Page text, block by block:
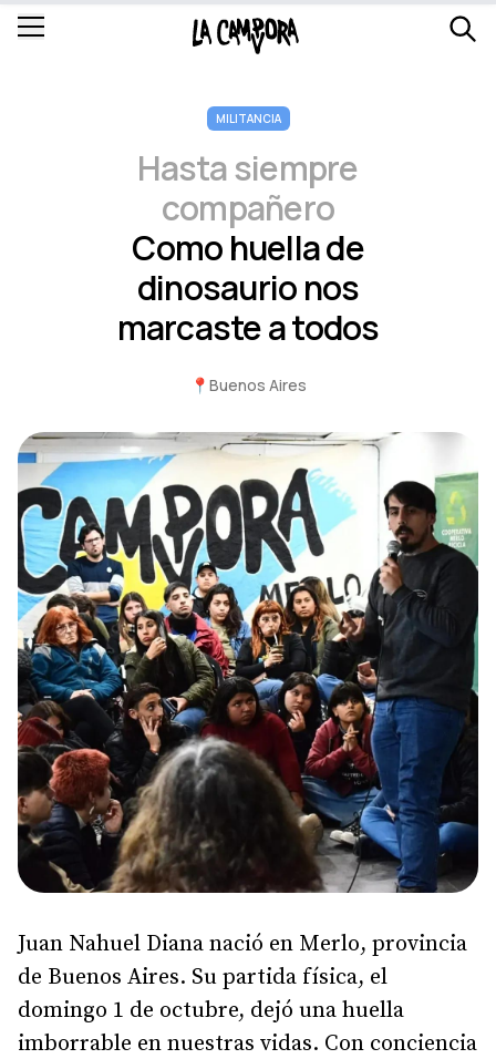
MILITANCIA
Hasta siempre
compañero
Como huella de
dinosaurio nos
marcaste a todos
📍 Buenos Aires
Juan Nahuel Diana nació en Merlo, provincia
de Buenos Aires. Su partida física, el
domingo 1 de octubre, dejó una huella
imborrable en nuestras vidas. Con conciencia